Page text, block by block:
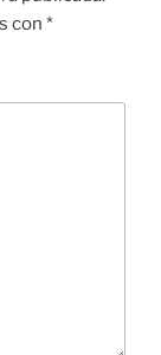
con *